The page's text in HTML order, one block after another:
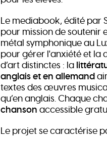
Le mediabook, édité par
pour mission de soutenir
métal symphonique au
pour gérer l'anxiété et la
d’art distinctes : la
anglais et en allemand
textes des œuvres
qu’en anglais. Chaque
chanson accessible
Le projet se caractérise